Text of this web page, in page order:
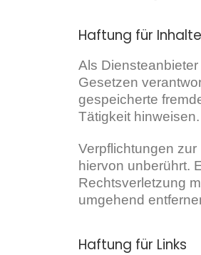
Haftung für Inhalte
Als
Gesetzen
gespeicherte
Tätigkeit hinweisen.
Verpflichtungen
hiervon unberührt.
Rechtsverletzung
umgehend
Haftung für Links